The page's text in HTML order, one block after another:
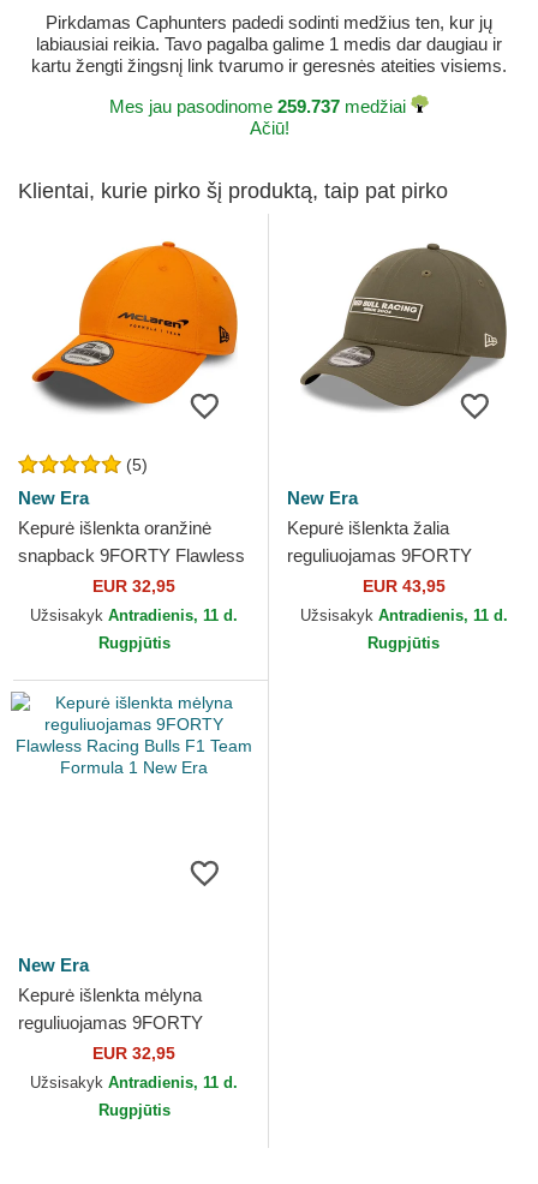
Pirkdamas Caphunters padedi sodinti medžius ten, kur jų
labiausiai reikia. Tavo pagalba galime 1 medis dar daugiau ir
kartu žengti žingsnį link tvarumo ir geresnės ateities visiems.
Mes jau pasodinome 259.737 medžiai
Ačiū!
Klientai, kurie pirko šį produktą, taip pat pirko
(5)
New Era
Kepurė išlenkta oranžinė
snapback 9FORTY Flawless
McLaren Racing Formula 1
New Era
EUR 32,95
Užsisakyk Antradienis, 11 d.
Rugpjūtis
New Era
Kepurė išlenkta žalia
reguliuojamas 9FORTY
REPREVE Wordmark Red
Bull Racing Formula 1 New
EUR 43,95
Užsisakyk Antradienis, 11 d.
Rugpjūtis
New Era
Kepurė išlenkta mėlyna
reguliuojamas 9FORTY
Flawless Racing Bulls F1
Team Formula 1 New Era
EUR 32,95
Užsisakyk Antradienis, 11 d.
Rugpjūtis